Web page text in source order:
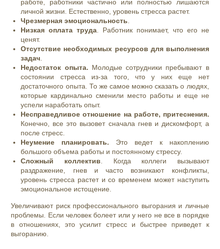
работе, работники частично или полностью лишаются
личной жизни. Естественно, уровень стресса растет.
Чрезмерная эмоциональность.
Низкая оплата труда. Работник понимает, что его не
ценят.
Отсутствие необходимых ресурсов для выполнения
задач.
Недостаток опыта. Молодые сотрудники пребывают в
состоянии стресса из-за того, что у них еще нет
достаточного опыта. То же самое можно сказать о людях,
которые кардинально сменили место работы и еще не
успели наработать опыт.
Несправедливое отношение на работе, притеснения.
Конечно, все это вызовет сначала гнев и дискомфорт, а
после стресс.
Неумение планировать. Это ведет к накоплению
большого объема работы и постоянному стрессу.
Сложный коллектив. Когда коллеги вызывают
раздражение, гнев и часто возникают конфликты,
уровень стресса растет и со временем может наступить
эмоциональное истощение.
Увеличивают риск профессионального выгорания и личные
проблемы. Если человек болеет или у него не все в порядке
в отношениях, это усилит стресс и быстрее приведет к
выгоранию.